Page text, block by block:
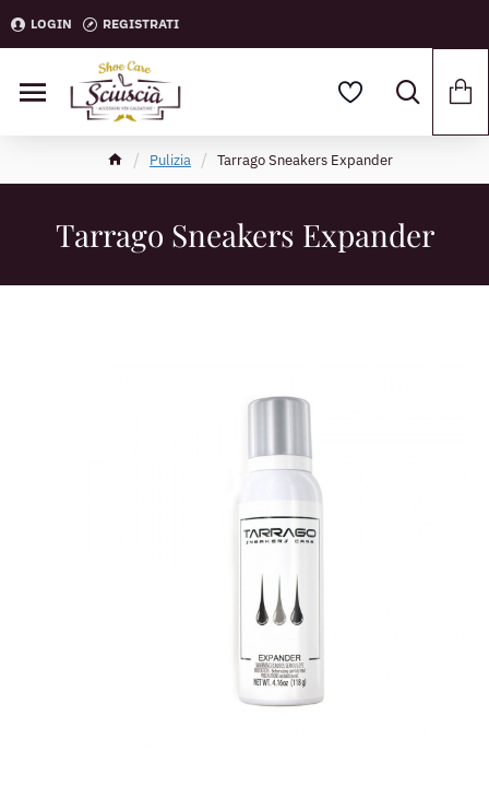
LOGIN REGISTRATI
Pulizia Tarrago Sneakers Expander
Tarrago Sneakers Expander